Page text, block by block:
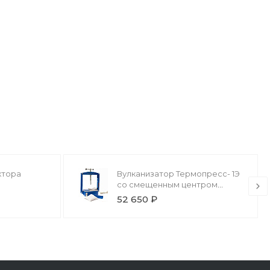
Вулканизатор Термопресс- 1Э
со смещенным центром
Rossvik TP.1.E.
52 650 ₽